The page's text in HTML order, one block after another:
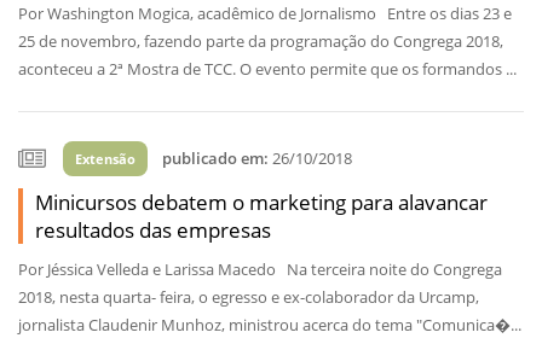
Por Washington Mogica, acadêmico de Jornalismo Entre os dias 23 e
25 de novembro, fazendo parte da programação do Congrega 2018,
aconteceu a 2ª Mostra de TCC. O evento permite que os formandos ...
Extensão publicado em: 26/10/2018
Minicursos debatem o marketing para alavancar
resultados das empresas
Por Jéssica Velleda e Larissa Macedo Na terceira noite do Congrega
2018, nesta quarta- feira, o egresso e ex-colaborador da Urcamp,
jornalista Claudenir Munhoz, ministrou acerca do tema "Comunica�...